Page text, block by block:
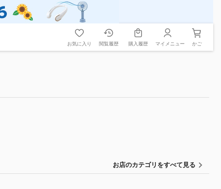
お気に入り 閲覧履歴 購入履歴 マイメニュー かご
お店のカテゴリをすべて見る